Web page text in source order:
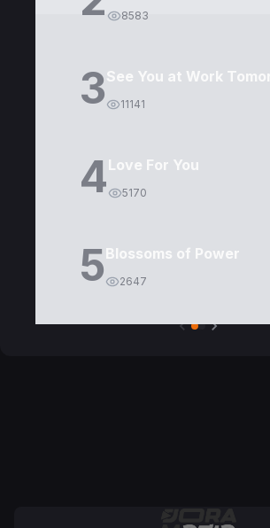
8583
3See You at Work
11141
4Love For You
5170
5Blossoms of Power
2647